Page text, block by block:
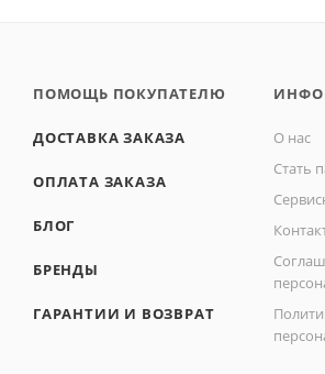
ПОМОЩЬ ПОКУПАТЕЛЮ
ДОСТАВКА ЗАКАЗА
ОПЛАТА ЗАКАЗА
БЛОГ
БРЕНДЫ
ГАРАНТИИ И ВОЗВРАТ
О нас
Стать